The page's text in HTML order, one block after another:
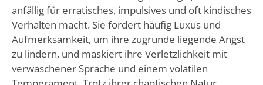
anfällig für erratisches, impulsives und oft kindisches
Verhalten macht. Sie fordert häufig Luxus und
Aufmerksamkeit, um ihre zugrunde liegende Angst
zu lindern, und maskiert ihre Verletzlichkeit mit
verwaschener Sprache und einem volatilen